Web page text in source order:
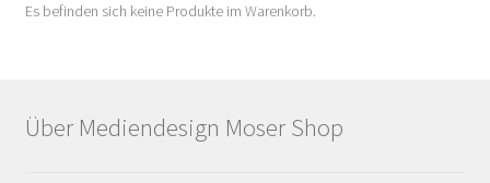
Es befinden sich keine Produkte im Warenkorb.
Über Mediendesign Moser Shop